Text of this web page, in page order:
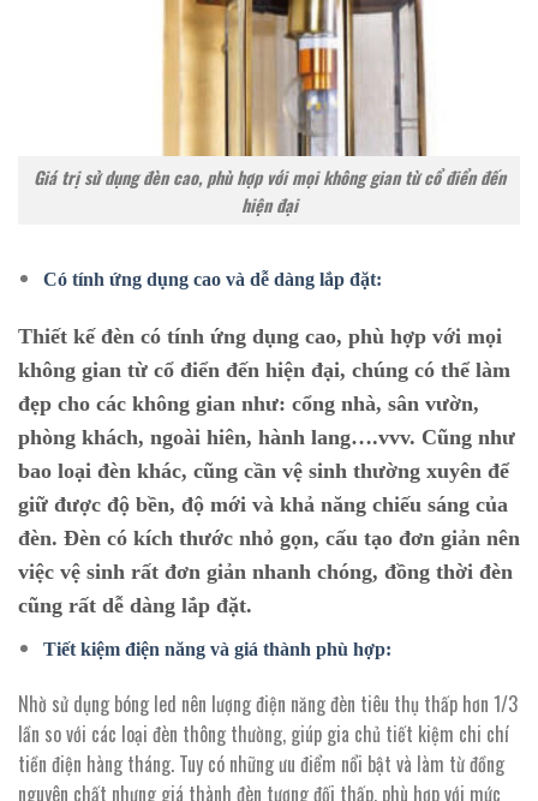
Giá trị sử dụng đèn cao, phù hợp với mọi không gian từ cổ điển đến
hiện đại
Có tính ứng dụng cao và dễ dàng lắp đặt:
Thiết kế đèn có tính ứng dụng cao, phù hợp với mọi
không gian từ cổ điển đến hiện đại, chúng có thể làm
đẹp cho các không gian như: cổng nhà, sân vườn,
phòng khách, ngoài hiên, hành lang….vvv. Cũng như
bao loại đèn khác, cũng cần vệ sinh thường xuyên để
giữ được độ bền, độ mới và khả năng chiếu sáng của
đèn. Đèn có kích thước nhỏ gọn, cấu tạo đơn giản nên
việc vệ sinh rất đơn giản nhanh chóng, đồng thời đèn
cũng rất dễ dàng lắp đặt.
Tiết kiệm điện năng và giá thành phù hợp:
Nhờ sử dụng bóng led nên lượng điện năng đèn tiêu thụ thấp hơn 1/3
lần so với các loại đèn thông thường, giúp gia chủ tiết kiệm chi chí
tiền điện hàng tháng. Tuy có những ưu điểm nổi bật và làm từ đồng
nguyên chất nhưng giá thành đèn tương đối thấp, phù hợp với mức